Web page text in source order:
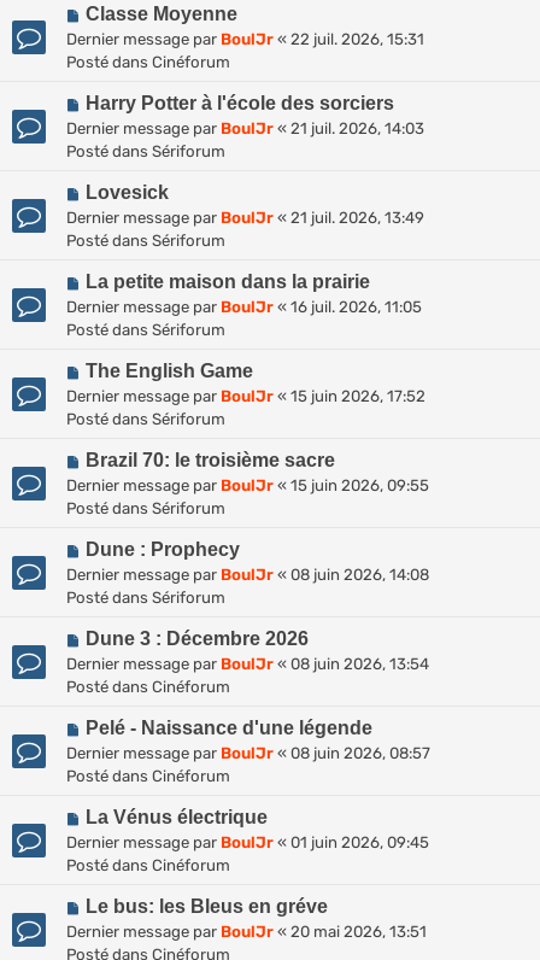
g
e
e
s
s
g
e
e
a
u
s
s
g
e
N
o
u
a
u
s
s
g
e
Classe Moyenne
Dernier message par BoulJr « 22 juil. 2026, 15:31
Posté dans Cinéforum
N
o
u
a
u
s
s
g
e
Harry Potter à l'école des sorciers
Dernier message par BoulJr « 21 juil. 2026, 14:03
Posté dans Sériforum
N
o
u
a
u
s
s
g
e
Lovesick
Dernier message par BoulJr « 21 juil. 2026, 13:49
Posté dans Sériforum
N
o
u
e
a
u
s
s
g
e
La petite maison dans la prairie
Dernier message par BoulJr « 16 juil. 2026, 11:05
Posté dans Sériforum
N
o
u
a
u
s
s
g
e
The English Game
Dernier message par BoulJr « 15 juin 2026, 17:52
Posté dans Sériforum
N
o
u
a
u
s
s
g
e
Brazil 70: le troisième sacre
Dernier message par BoulJr « 15 juin 2026, 09:55
Posté dans Sériforum
N
o
u
a
u
s
s
g
e
Dune : Prophecy
Dernier message par BoulJr « 08 juin 2026, 14:08
Posté dans Sériforum
N
o
u
a
u
s
s
g
e
Dune 3 : Décembre 2026
Dernier message par BoulJr « 08 juin 2026, 13:54
Posté dans Cinéforum
N
o
u
a
u
s
s
Pelé - Naissance d'une légende
Dernier message par BoulJr « 08 juin 2026, 08:57
Posté dans Cinéforum
N
o
u
a
u
La Vénus électrique
Dernier message par BoulJr « 01 juin 2026, 09:45
Posté dans Cinéforum
N
o
u
Le bus: les Bleus en gréve
Dernier message par BoulJr « 20 mai 2026, 13:51
Posté dans Cinéforum